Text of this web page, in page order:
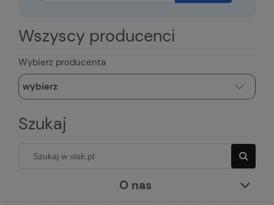
Wszyscy producenci
Wybierz producenta
Szukaj
O nas